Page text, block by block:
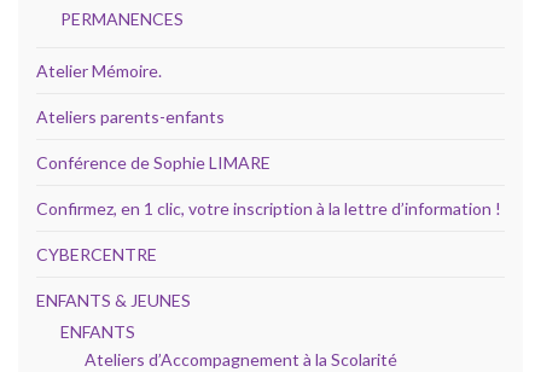
PERMANENCES
Atelier Mémoire.
Ateliers parents-enfants
Conférence de Sophie LIMARE
Confirmez, en 1 clic, votre inscription à la lettre d’information !
CYBERCENTRE
ENFANTS & JEUNES
ENFANTS
Ateliers d’Accompagnement à la Scolarité